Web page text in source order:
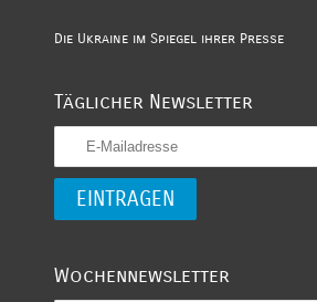
Die Ukraine im Spiegel ihrer Presse
Täglicher Newsletter
Wochennewsletter